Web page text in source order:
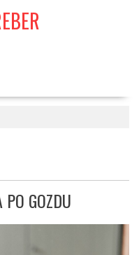
GOZDU